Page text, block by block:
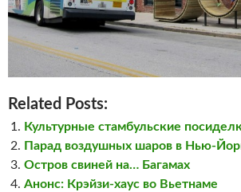
Related Posts:
Культурные стамбульские
Парад воздушных шаров в Нью-
Остров свиней на… Багамах
Анонс: Крэйзи-хаус во Вьетнаме